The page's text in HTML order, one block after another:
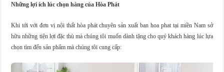
Những lợi ích lúc chọn hàng của Hòa Phát
Khi tới với đơn vị nội thất hòa phát chuyên sản xuất ban hoa phat tại miền Nam sở
hữu những tiện lợi đặc thù mà chúng tôi muốn dành tặng cho quý khách hàng lúc lựa
chọn tìm đến sản phẩm mà chúng tôi cung cấp: